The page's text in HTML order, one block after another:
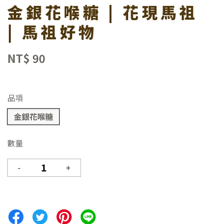
金銀花喉糖 | 花現馬祖
| 馬祖好物
NT$ 90
品項
金銀花喉糖
數量
- +